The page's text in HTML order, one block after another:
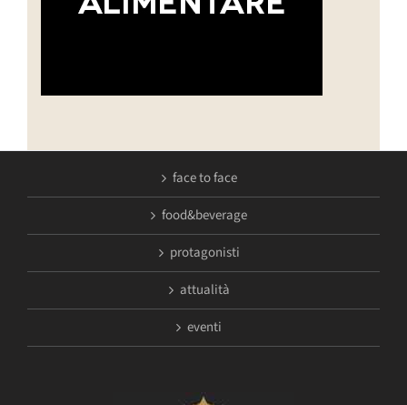
face to face
food&beverage
protagonisti
attualità
eventi